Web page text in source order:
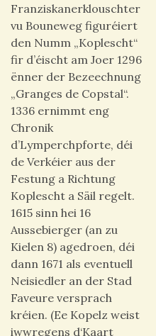
Franziskanerklouschter
vu Bouneweg figuréiert
den Numm „Koplescht“
fir d’éischt am Joer 1296
ënner der Bezeechnung
„Granges de Copstal“.
1336 ernimmt eng
Chronik
d’Lymperchpforte, déi
de Verkéier aus der
Festung a Richtung
Koplescht a Säil regelt.
1615 sinn hei 16
Aussebierger (an zu
Kielen 8) agedroen, déi
dann 1671 als eventuell
Neisiedler an der Stad
Faveure versprach
kréien. (Ee Kopelz weist
iwwregens d‘Kaart